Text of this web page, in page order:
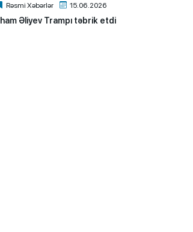
Rəsmi Xəbərlər 15.06.2026
İlham Əliyev Trampı təbrik etdi